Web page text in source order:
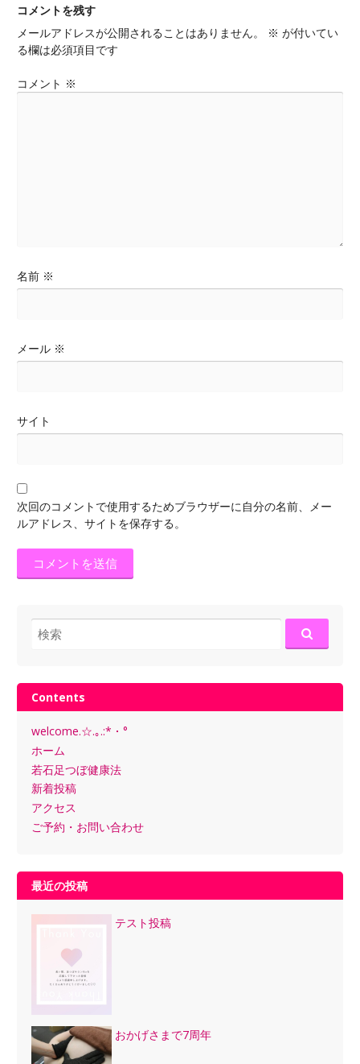
ナ
ビ
ゲ
シ
ョ
コメントを残す
メールアドレスが公開されることはありません。
※ が付いてい
る欄は必須項目です
コメント ※
名前 ※
メール ※
サイト
次回のコメントで使用するためブラウザーに自分の名前、メー
ルアドレス、サイトを保存する。
検
索:
Contents
welcome.☆.｡.:*・°
ホーム
若石足つぼ健康法
新着投稿
アクセス
ご予約・お問い合わせ
最近の投稿
テスト投稿
おかげさまで7周年